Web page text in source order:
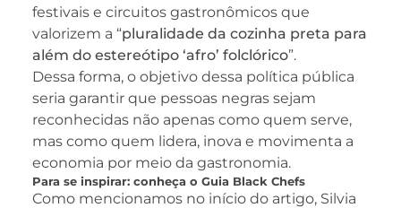
festivais e circuitos gastronômicos que
valorizem a “pluralidade da cozinha preta para
além do estereótipo ‘afro’ folclórico”.
Dessa forma, o objetivo dessa política pública
seria garantir que pessoas negras sejam
reconhecidas não apenas como quem serve,
mas como quem lidera, inova e movimenta a
economia por meio da gastronomia.
Para se inspirar: conheça o Guia Black Chefs
Como mencionamos no início do artigo, Silvia